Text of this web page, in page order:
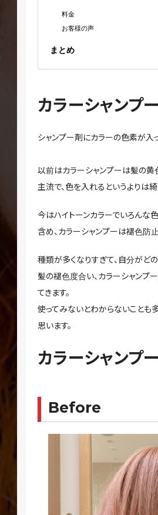
料金
お客様の声
まとめ
カラーシャンプ
シャンプー剤にカラーの色素が入
以前はカラーシャンプーは髪の
主流で、色を入れるというよりは
今はハイトーンカラーでいろんな
含め、カラーシャンプーは褪色防
種類が多くなりすぎて、自分がど
髪の褪色度合い、カラーシャンプ
てきます。
使ってみないとわからないことも
思います。
カラーシャンプ
Before